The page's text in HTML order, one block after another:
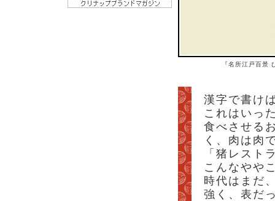
『名所江戸百景
漢字で書け
これはいっ
食べさせる
く、肉は肉
「猪レスト
こんなやや
時代はまだ
強く、表だ